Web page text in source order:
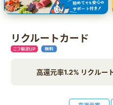
三井住友カード（NL）
リクルートカード
高還元率1.2% リクルー